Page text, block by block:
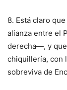
8. Está claro
alianza entre el
derecha—, y
chiquillería, con
sobreviva de